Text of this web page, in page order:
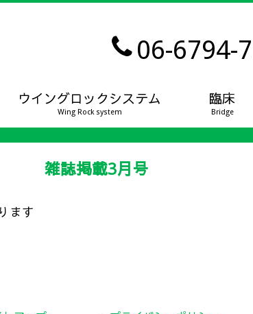
06-6794-
ウイングロックシステム
Wing Rock system
臨床
Bridge
雑誌掲載3月号
ます